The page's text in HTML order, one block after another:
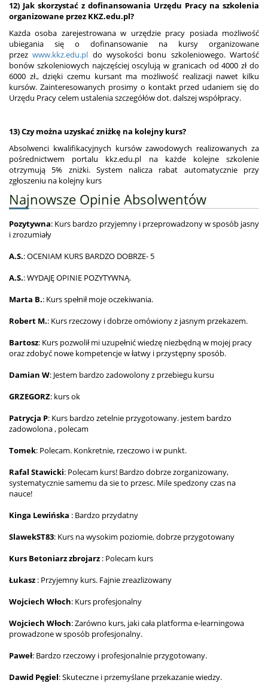
12) Jak skorzystać z dofinansowania Urzędu Pracy na szkolenia
organizowane przez KKZ.edu.pl?
Każda osoba zarejestrowana w urzędzie pracy posiada możliwość
ubiegania się o dofinansowanie na kursy organizowane
przezwww.kkz.edu.pl do wysokości bonu szkoleniowego. Wartość
bonów szkoleniowych najczęściej oscylują w granicach od 4000 zł do
6000 zł., dzięki czemu kursant ma możliwość realizacji nawet kilku
kursów. Zainteresowanych prosimy o kontakt przed udaniem się do
Urzędu Pracy celem ustalenia szczegółów dot. dalszej współpracy.
13) Czy można uzyskać zniżkę na kolejny kurs?
Absolwenci kwalifikacyjnych kursów zawodowych realizowanych za
pośrednictwem portalu kkz.edu.pl na każde kolejne szkolenie
otrzymują 5% zniżki. System nalicza rabat automatycznie przy
zgłoszeniu na kolejny kurs
Najnowsze Opinie Absolwentów
Pozytywna: Kurs bardzo przyjemny i przeprowadzony w sposób jasny
i zrozumiały
A.S.: OCENIAM KURS BARDZO DOBRZE- 5
A.S.: WYDAJĘ OPINIE POZYTYWNĄ.
Marta B.: Kurs spełnił moje oczekiwania.
Robert M.: Kurs rzeczowy i dobrze omówiony z jasnym przekazem.
Bartosz: Kurs pozwolił mi uzupełnić wiedzę niezbędną w mojej pracy
oraz zdobyć nowe kompetencje w łatwy i przystępny sposób.
Damian W: Jestem bardzo zadowolony z przebiegu kursu
GRZEGORZ: kurs ok
Patrycja P: Kurs bardzo zetelnie przygotowany. jestem bardzo
zadowolona , polecam
Tomek: Polecam. Konkretnie, rzeczowo i w punkt.
Rafal Stawicki: Polecam kurs! Bardzo dobrze zorganizowany,
systematycznie samemu da sie to przesc. Mile spedzony czas na
nauce!
Kinga Lewińska : Bardzo przydatny
SlawekST83: Kurs na wysokim poziomie, dobrze przygotowany
Kurs Betoniarz zbrojarz : Polecam kurs
Łukasz : Przyjemny kurs. Fajnie zreazlizowany
Wojciech Włoch: Kurs profesjonalny
Wojciech Włoch: Zarówno kurs, jaki cała platforma e-learningowa
prowadzone w sposób profesjonalny.
Paweł: Bardzo rzeczowy i profesjonalnie przygotowany.
Dawid Pęgiel: Skuteczne i przemyślane przekazanie wiedzy.